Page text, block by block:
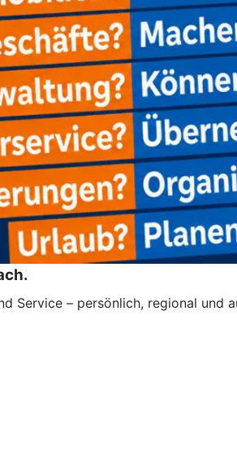
Service – persönlich, regional und